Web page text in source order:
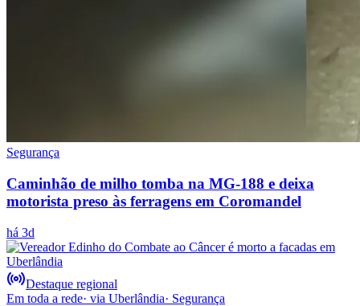
Segurança
Caminhão de milho tomba na MG-188 e deixa
motorista preso às ferragens em Coromandel
há 3d
Destaque regional
Em toda a rede· via Uberlândia· Segurança